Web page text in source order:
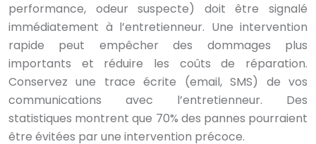
performance, odeur suspecte) doit être signalé
immédiatement à l’entretienneur. Une intervention
rapide peut empêcher des dommages plus
importants et réduire les coûts de réparation.
Conservez une trace écrite (email, SMS) de vos
communications avec l’entretienneur. Des
statistiques montrent que 70% des pannes pourraient
être évitées par une intervention précoce.